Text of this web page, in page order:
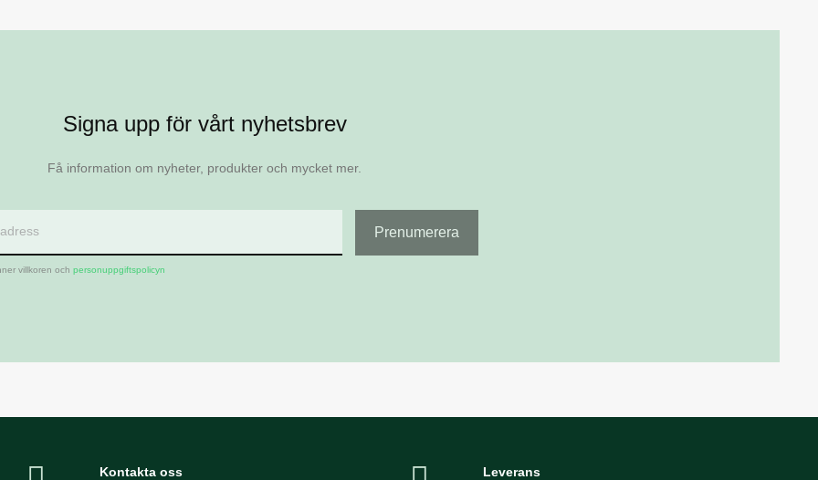
Signa upp för vårt nyhetsbrev
Få information om nyheter, produkter och mycket mer.
villkoren och personuppgiftspolicyn
Kontakta oss Leverans